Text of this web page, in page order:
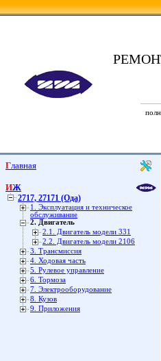
Главная
ИЖ
2717, 27171 (Ода)
1. Эксплуатация и техническое
обслуживание
2. Двигатель
2.1. Двигатель модели 331
2.2. Двигатель модели 2106
3. Трансмиссия
4. Ходовая часть
5. Рулевое управление
6. Тормоза
7. Электрооборудование
8. Кузов
9. Приложения